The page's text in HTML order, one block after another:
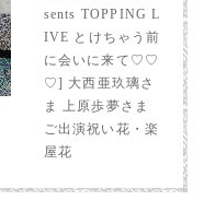
sents TOPPING L
IVE とけちゃう前
に会いに来て♡♡
♡] 大西亜玖璃さ
ま 上原歩夢さま
ご出演祝い花・楽
屋花